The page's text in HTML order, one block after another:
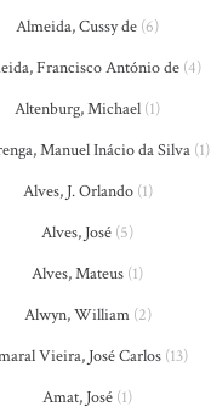
Almeida, Cussy de (6)
Francisco António de (4)
Altenburg, Michael (1)
Manuel Inácio da Silva(1)
Alves, J. Orlando(1)
Alves, José (5)
Alves, Mateus (1)
Alwyn, William(2)
Vieira, José Carlos (13)
Amat, José (1)